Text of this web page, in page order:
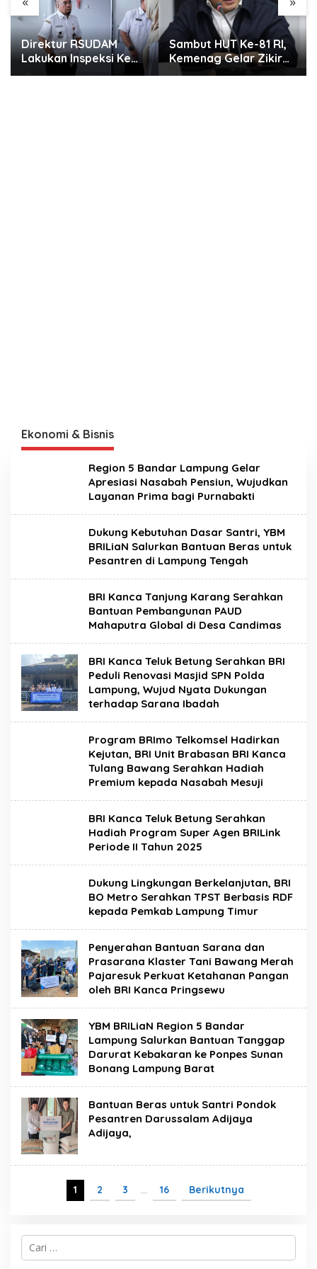
Direktur RSUDAM
Lakukan Inspeksi Ke
Gedung Forensik
Sambut HUT Ke-81 RI,
Kemenag Gelar Zikir
dan Doa Kebangsaan
Ekonomi & Bisnis
Region 5 Bandar Lampung Gelar
Apresiasi Nasabah Pensiun, Wujudkan
Layanan Prima bagi Purnabakti
Dukung Kebutuhan Dasar Santri, YBM
BRILiaN Salurkan Bantuan Beras untuk
Pesantren di Lampung Tengah
BRI Kanca Tanjung Karang Serahkan
Bantuan Pembangunan PAUD
Mahaputra Global di Desa Candimas
BRI Kanca Teluk Betung Serahkan BRI
Peduli Renovasi Masjid SPN Polda
Lampung, Wujud Nyata Dukungan
terhadap Sarana Ibadah
Program BRImo Telkomsel Hadirkan
Kejutan, BRI Unit Brabasan BRI Kanca
Tulang Bawang Serahkan Hadiah
Premium kepada Nasabah Mesuji
BRI Kanca Teluk Betung Serahkan
Hadiah Program Super Agen BRILink
Periode II Tahun 2025
Dukung Lingkungan Berkelanjutan, BRI
BO Metro Serahkan TPST Berbasis RDF
kepada Pemkab Lampung Timur
Penyerahan Bantuan Sarana dan
Prasarana Klaster Tani Bawang Merah
Pajaresuk Perkuat Ketahanan Pangan
oleh BRI Kanca Pringsewu
YBM BRILiaN Region 5 Bandar
Lampung Salurkan Bantuan Tanggap
Darurat Kebakaran ke Ponpes Sunan
Bonang Lampung Barat
Bantuan Beras untuk Santri Pondok
Pesantren Darussalam Adijaya
Adijaya,
1 2 3 … 16 Berikutnya
C